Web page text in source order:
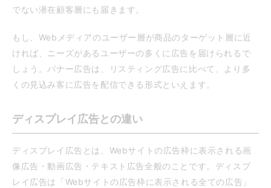
でない潜在顧客層にも届きます。
もし、Webメディアのユーザー層が商品のターゲット層に近
ければ、ニーズがあるユーザーの多くに広告を届けられるで
しょう。バナー広告は、リスティング広告に比べて、より多
くの見込み客に広告を配信できる形式といえます。
ディスプレイ広告との違い
ディスプレイ広告とは、Webサイトの広告枠に表示される画
像広告・動画広告・テキスト広告全般のことです。ディスプ
レイ広告は「Webサイトの広告枠に表示される全ての広告」